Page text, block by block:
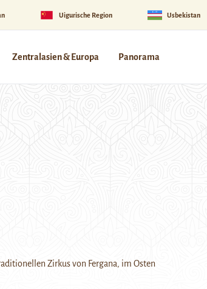
Uigurische Region Usbekistan
Zentralasien & Europa Panorama
Zirkus von Fergana, im Osten